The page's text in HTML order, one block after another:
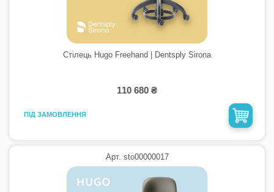
Стілець Hugo Freehand | Dentsply Sirona
110 680 ₴
ПІД ЗАМОВЛЕННЯ
Арт. sto00000017